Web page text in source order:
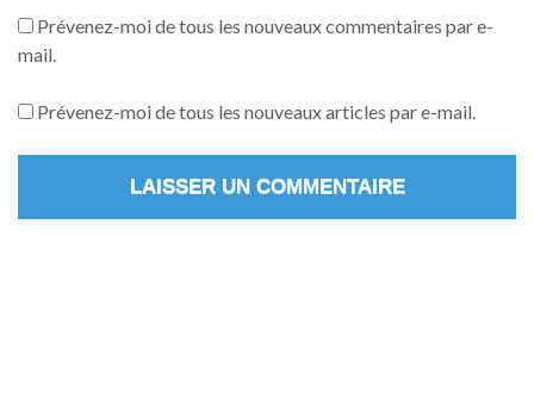
Prévenez-moi de tous les nouveaux commentaires par e-
mail.
Prévenez-moi de tous les nouveaux articles par e-mail.